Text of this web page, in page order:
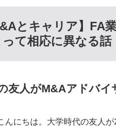
とキャリア】FA
って相応に異なる話
友人がM&Aアドバイ
にちは。大学時代の友人